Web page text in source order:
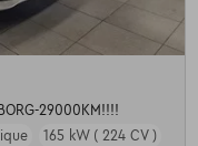
29000KM!!!!
165 kW ( 224 CV )